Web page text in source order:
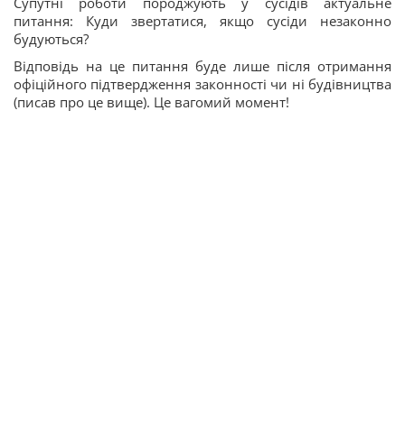
питання: Куди звертатися, якщо сусіди незаконно
будуються?
Відповідь на це питання буде лише після отримання
офіційного підтвердження законності чи ні будівництва
(писав про це вище). Це вагомий момент!